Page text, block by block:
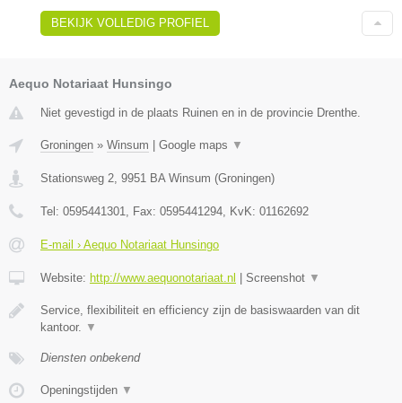
BEKIJK VOLLEDIG PROFIEL
Aequo Notariaat Hunsingo
Niet gevestigd in de plaats Ruinen en in de provincie Drenthe.
Groningen » Winsum Google maps ▼
Stationsweg 2 9951 BA Winsum (Groningen)
Tel: 0595441301 , Fax: 0595441294 , KvK: 01162692
E-mail › Aequo Notariaat Hunsingo
Website: http://www.aequonotariaat.nl Screenshot ▼
Service, flexibiliteit en efficiency zijn de basiswaarden van dit
kantoor.
▼
Diensten onbekend
Openingstijden ▼